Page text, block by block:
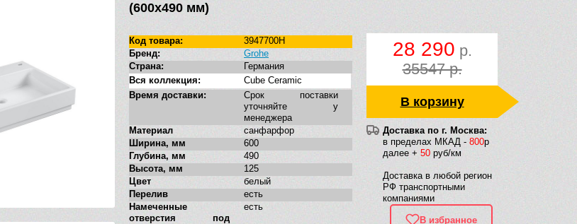
(600х490 мм)
28 290 р.
35547 р.
В корзину
Доставка по г. Москва:
в пределах МКАД - 800р
далее + 50 руб/км
Доставка в любой регион
РФ транспортными
компаниями
В избранное
Код товара:
3947700H
Бренд:
Grohe
Страна:
Германия
Вся коллекция:
Cube Ceramic
Время доставки:
Срок поставки
уточняйте у
менеджера
Материал
санфарфор
Ширина, мм
600
Глубина, мм
490
Высота, мм
125
Цвет
белый
Перелив
есть
Намеченные
отверстия под
есть